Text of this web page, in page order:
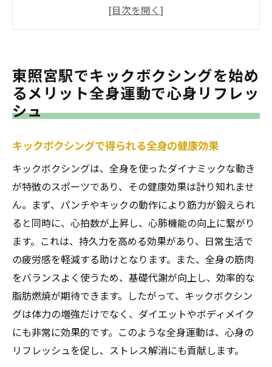
東照宮駅でのトレーニングが心身に与える
ストレス解消に最適なキックボクシングの
秘訣
日常に取り入れたい全身運動のメリット
東照宮駅で体験する心身のリセット
ング全身運動のすすめ
時間がない人でも続けられる全身運動
東照宮駅でのキックボクシングがもたらす
ライフスタイルの変化
現代人に必要な心肺機能強化の提案
効率的なトレーニングで健康を手に入れる
東照宮駅周辺の便利なジム利用法
忙しい日々にこそおすすめするキックボク
シング
心肺機能を高める東照宮駅のキックボクシング
東照宮駅でキックボクシングを始め
るメリット全身運動で心身リフレッ
シュ
キックボクシングで得られる全身の健康効果
キックボクシングは、全身を使ったダイナミックな動き
が特徴のスポーツであり、その健康効果は計り知れませ
ん。まず、パンチやキックの動作により筋力が鍛えられ
ると同時に、心拍数が上昇し、心肺機能の向上に繋がり
ます。これは、持久力を高める効果があり、日常生活で
の疲労感を軽減する助けとなります。また、全身の筋肉
をバランスよく使うため、基礎代謝が向上し、効率的な
脂肪燃焼が期待できます。したがって、キックボクシン
グは体力の増強だけでなく、ダイエットやボディメイク
にも非常に効果的です。このような全身運動は、心身の
リフレッシュを促し、ストレス解消にも貢献します。